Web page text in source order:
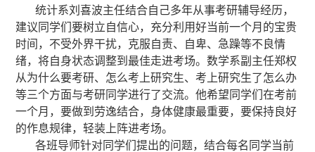
统计系刘喜波主任结合自己多年从事考研辅导经历，
建议同学们要树立自信心，充分利用好当前一个月的宝贵
时间，不受外界干扰，克服自责、自卑、急躁等不良情
绪，将自身状态调整到最佳走进考场。数学系副主任郑权
从为什么要考研、怎么考上研究生、考上研究生了怎么办
等三个方面与考研同学进行了交流。他希望同学们在考前
一个月，要做到劳逸结合，身体健康最重要，要保持良好
的作息规律，轻装上阵进考场。
各班导师针对同学们提出的问题，结合每名同学当前